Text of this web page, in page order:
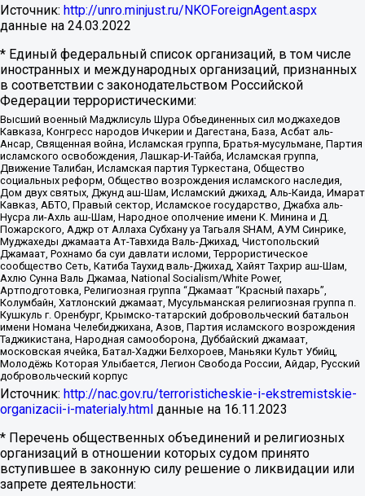
Источник: http://unro.minjust.ru/NKOForeignAgent.aspx
данные на 24.03.2022
* Единый федеральный список организаций, в том числе
иностранных и международных организаций, признанных
в соответствии с законодательством Российской
Федерации террористическими:
Высший военный Маджлисуль Шура Объединенных сил моджахедов
Кавказа, Конгресс народов Ичкерии и Дагестана, База, Асбат аль-
Ансар, Священная война, Исламская группа, Братья-мусульмане, Партия
исламского освобождения, Лашкар-И-Тайба, Исламская группа,
Движение Талибан, Исламская партия Туркестана, Общество
социальных реформ, Общество возрождения исламского наследия,
Дом двух святых, Джунд аш-Шам, Исламский джихад, Аль-Каида, Имарат
Кавказ, АБТО, Правый сектор, Исламское государство, Джабха аль-
Нусра ли-Ахль аш-Шам, Народное ополчение имени К. Минина и Д.
Пожарского, Аджр от Аллаха Субхану уа Тагьаля SHAM, АУМ Синрике,
Муджахеды джамаата Ат-Тавхида Валь-Джихад, Чистопольский
Джамаат, Рохнамо ба суи давлати исломи, Террористическое
сообщество Сеть, Катиба Таухид валь-Джихад, Хайят Тахрир аш-Шам,
Ахлю Сунна Валь Джамаа, National Socialism/White Power,
Артподготовка, Религиозная группа “Джамаат “Красный пахарь”,
Колумбайн, Хатлонский джамаат, Мусульманская религиозная группа п.
Кушкуль г. Оренбург, Крымско-татарский добровольческий батальон
имени Номана Челебиджихана, Азов, Партия исламского возрождения
Таджикистана, Народная самооборона, Дуббайский джамаат,
московская ячейка, Батал-Хаджи Белхороев, Маньяки Культ Убийц,
Молодёжь Которая Улыбается, Легион Свобода России, Айдар, Русский
добровольческий корпус
Источник: http://nac.gov.ru/terroristicheskie-i-ekstremistskie-
organizacii-i-materialy.html данные на 16.11.2023
* Перечень общественных объединений и религиозных
организаций в отношении которых судом принято
вступившее в законную силу решение о ликвидации или
запрете деятельности: